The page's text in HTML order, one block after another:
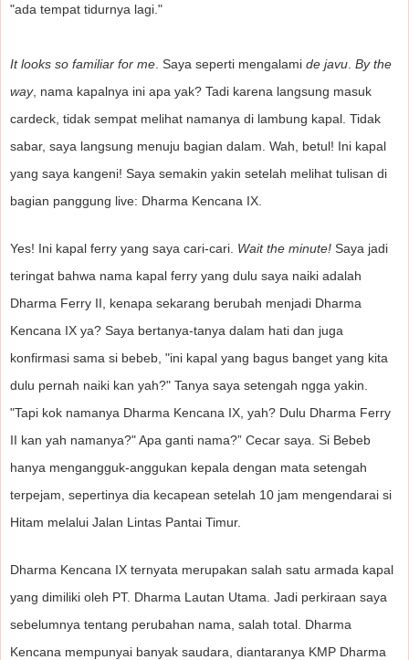
"ada tempat tidurnya lagi."
It looks so familiar for me . Saya seperti mengalami de javu By the
way, nama kapalnya ini apa yak? Tadi karena langsung masuk
cardeck, tidak sempat melihat namanya di lambung kapal. Tidak
sabar, saya langsung menuju bagian dalam. Wah, betul! Ini kapal
yang saya kangeni! Saya semakin yakin setelah melihat tulisan di
bagian panggung live: Dharma Kencana IX.
Yes! Ini kapal ferry yang saya cari-cari. Wait the minute! Saya jadi
teringat bahwa nama kapal ferry yang dulu saya naiki adalah
Dharma Ferry II, kenapa sekarang berubah menjadi Dharma
Kencana IX ya? Saya bertanya-tanya dalam hati dan juga
konfirmasi sama si bebeb, "ini kapal yang bagus banget yang kita
dulu pernah naiki kan yah?" Tanya saya setengah ngga yakin.
"Tapi kok namanya Dharma Kencana IX, yah? Dulu Dharma Ferry
II kan yah namanya?" Apa ganti nama?” Cecar saya. Si Bebeb
hanya mengangguk-anggukan kepala dengan mata setengah
terpejam, sepertinya dia kecapean setelah 10 jam mengendarai si
Hitam melalui Jalan Lintas Pantai Timur.
Dharma Kencana IX ternyata merupakan salah satu armada kapal
yang dimiliki oleh PT. Dharma Lautan Utama. Jadi perkiraan saya
sebelumnya tentang perubahan nama, salah total. Dharma
Kencana mempunyai banyak saudara, diantaranya KMP Dharma